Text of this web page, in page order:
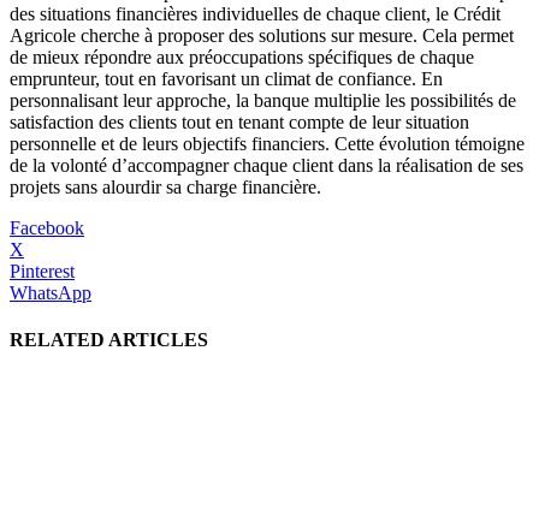
des situations financières individuelles de chaque client, le Crédit
Agricole cherche à proposer des solutions sur mesure. Cela permet
de mieux répondre aux préoccupations spécifiques de chaque
emprunteur, tout en favorisant un climat de confiance. En
personnalisant leur approche, la banque multiplie les possibilités de
satisfaction des clients tout en tenant compte de leur situation
personnelle et de leurs objectifs financiers. Cette évolution témoigne
de la volonté d’accompagner chaque client dans la réalisation de ses
projets sans alourdir sa charge financière.
Facebook
X
Pinterest
WhatsApp
RELATED ARTICLES